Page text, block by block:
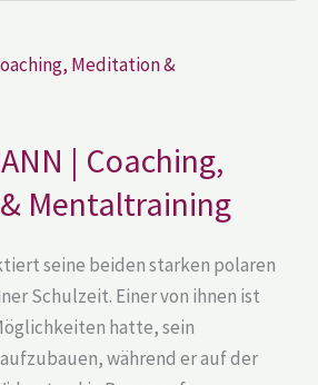
| Coaching,
Mentaltraining
seine beiden starken polaren
Schulzeit. Einer von ihnen ist
hatte, sein
während er auf der